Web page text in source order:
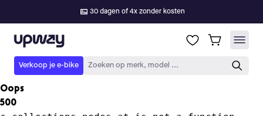
30 dagen of 4x zonder kosten
Upway
Verkoop je e-bike Zoeken op merk, model ...
Oops
500